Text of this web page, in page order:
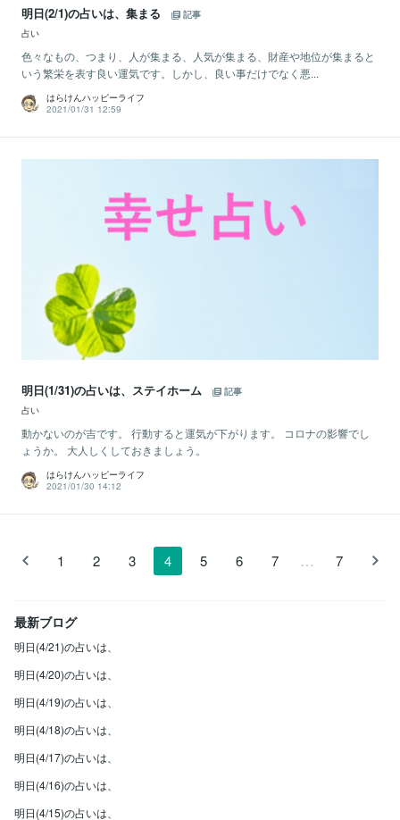
明日(2/1)の占いは、集まる
記事
占い
色々なもの、つまり、人が集まる、人気が集まる、財産や地位が集まると
いう繁栄を表す良い運気です。しかし、良い事だけでなく悪...
はらけんハッピーライフ
2021/01/31 12:59
明日(1/31)の占いは、ステイホーム
記事
占い
動かないのが吉です。 行動すると運気が下がります。 コロナの影響でし
ょうか。 大人しくしておきましょう。
はらけんハッピーライフ
2021/01/30 14:12
1 2 3 4 5 6 7 … 7
最新ブログ
明日(4/21)の占いは、
明日(4/20)の占いは、
明日(4/19)の占いは、
明日(4/18)の占いは、
明日(4/17)の占いは、
明日(4/16)の占いは、
明日(4/15)の占いは、